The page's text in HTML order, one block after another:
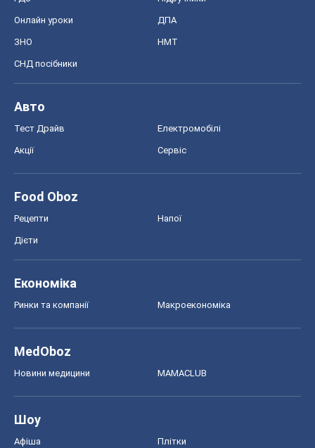
Онлайн уроки ДПА
ЗНО НМТ
СНД посібники
Авто
Тест Драйв Електромобілі
Акції Сервіс
Food Oboz
Рецепти Напої
Дієти
Економіка
Ринки та компанії Макроекономіка
MedOboz
Новини медицини MAMACLUB
Шоу
Афіша Плітки